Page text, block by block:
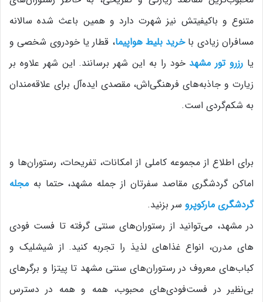
متنوع و باکیفیتش نیز شهرت دارد و همین باعث شده سالانه
مسافران زیادی باخرید بلیط هواپیما، قطار یا خودروی شخصی و
یا رزرو تور مشهد خود را به این شهر برسانند. این شهر علاوه بر
زیارت و جاذبه‌های فرهنگی‌اش، مقصدی ایده‌آل برای علاقه‌مندان
به شکم‌گردی است.
برای اطلاع از مجموعه کاملی از امکانات، تفریحات، رستوران‌ها و
اماکن گردشگری مقاصد سفرتان از جمله مشهد، حتما به مجله
گردشگری مارکوپرو سر بزنید.
در مشهد، می‌توانید از رستوران‌های سنتی گرفته تا فست‌ فودی‌
های مدرن، انواع غذاهای لذیذ را تجربه کنید. از شیشلیک و
کباب‌های معروف در رستوران‌های سنتی مشهد تا پیتزا و برگرهای
بی‌نظیر در فست‌فودی‌های محبوب، همه و همه در دسترس